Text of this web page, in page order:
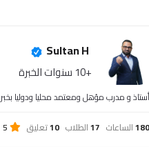
Sultan H
+10 سنوات الخبرة
أستاذ و مدرب مؤهل ومعتمد محليا ودوليا بخبر 12 سنة
180الساعات 17الطلاب 10تعليق 5